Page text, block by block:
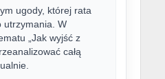
ugody, której rata
utrzymania. W
„Jak wyjść z
całą